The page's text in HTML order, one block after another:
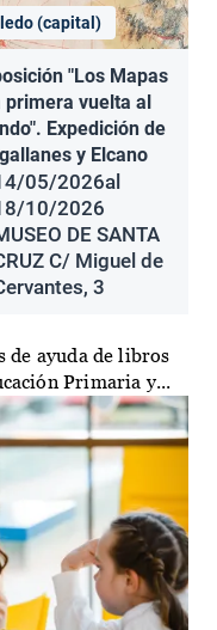
(capital)
"Los Mapas
primera vuelta al
Expedición de
y Elcano
05/2026al
10/2026
DE SANTA
C/ Miguel de
3
de ayuda de libros
Primaria y...